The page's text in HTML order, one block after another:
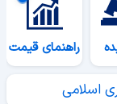
راهنمای قیمت
اسلامی